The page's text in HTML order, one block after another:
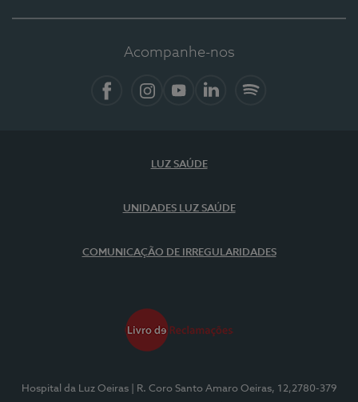
Acompanhe-nos
LUZ SAÚDE
UNIDADES LUZ SAÚDE
COMUNICAÇÃO DE IRREGULARIDADES
Hospital da Luz Oeiras
| R. Coro Santo Amaro Oeiras, 12,2780-379